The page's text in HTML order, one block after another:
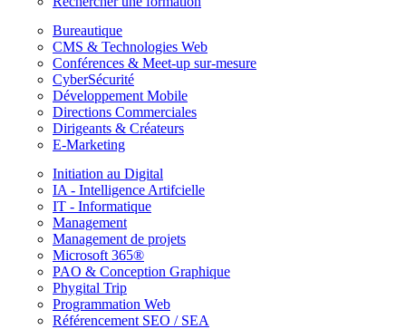
Bureautique
CMS & Technologies Web
Conférences & Meet-up sur-mesure
CyberSécurité
Développement Mobile
Directions Commerciales
Dirigeants & Créateurs
E-Marketing
Initiation au Digital
IA - Intelligence Artifcielle
IT - Informatique
Management
Management de projets
Microsoft 365®
PAO & Conception Graphique
Phygital Trip
Programmation Web
Référencement SEO / SEA